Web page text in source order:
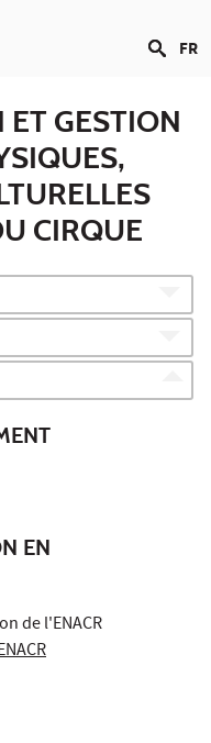
FR
GESTION
CIRQUE
EN
de l'ENACR